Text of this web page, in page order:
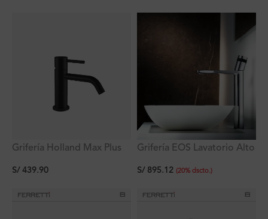
Grifería Holland Max Plus
Mueble
S/439.90
Grifería EOS Lavatorio Alto
S/895.12 (20% dscto.)